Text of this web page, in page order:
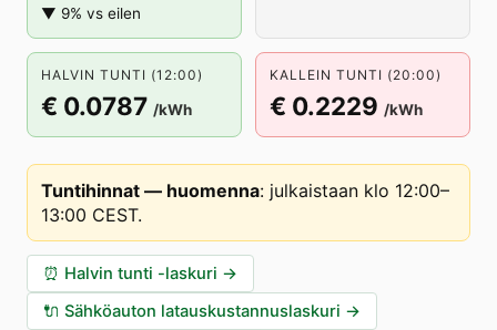
▼ 9% vs eilen
HALVIN TUNTI (12:00)
€ 0.0787 /kWh
KALLEIN TUNTI (20:00)
€ 0.2229 /kWh
Tuntihinnat — huomenna: julkaistaan klo 12:00–
13:00 CEST.
⏰ Halvin tunti -laskuri →
🔌 Sähköauton latauskustannuslaskuri →